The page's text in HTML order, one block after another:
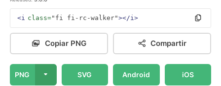
<i class="fi fi-rc-walker"></i>
Copiar PNG Compartir
PNG SVG Android iOS